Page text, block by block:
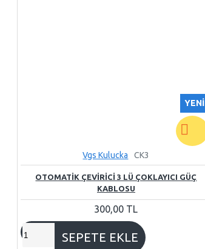
YENI
Vgs Kulucka CK3
OTOMATİK ÇEVİRİCİ 3 LÜ ÇOKLAYICI GÜÇ
KABLOSU
300,00 TL
SEPETE EKLE